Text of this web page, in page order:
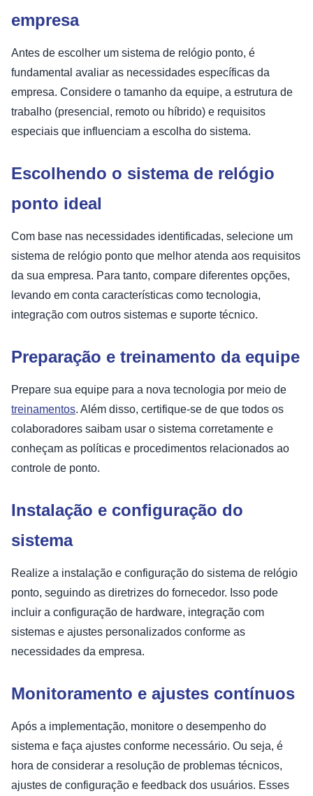
empresa
Antes de escolher um sistema de relógio ponto, é
fundamental avaliar as necessidades específicas da
empresa. Considere o tamanho da equipe, a estrutura de
trabalho (presencial, remoto ou híbrido) e requisitos
especiais que influenciam a escolha do sistema.
Escolhendo o sistema de relógio
ponto ideal
Com base nas necessidades identificadas, selecione um
sistema de relógio ponto que melhor atenda aos requisitos
da sua empresa. Para tanto, compare diferentes opções,
levando em conta características como tecnologia,
integração com outros sistemas e suporte técnico.
Preparação e treinamento da equipe
Prepare sua equipe para a nova tecnologia por meio de
treinamentos. Além disso, certifique-se de que todos os
colaboradores saibam usar o sistema corretamente e
conheçam as políticas e procedimentos relacionados ao
controle de ponto.
Instalação e configuração do
sistema
Realize a instalação e configuração do sistema de relógio
ponto, seguindo as diretrizes do fornecedor. Isso pode
incluir a configuração de hardware, integração com
sistemas e ajustes personalizados conforme as
necessidades da empresa.
Monitoramento e ajustes contínuos
Após a implementação, monitore o desempenho do
sistema e faça ajustes conforme necessário. Ou seja, é
hora de considerar a resolução de problemas técnicos,
ajustes de configuração e feedback dos usuários. Esses